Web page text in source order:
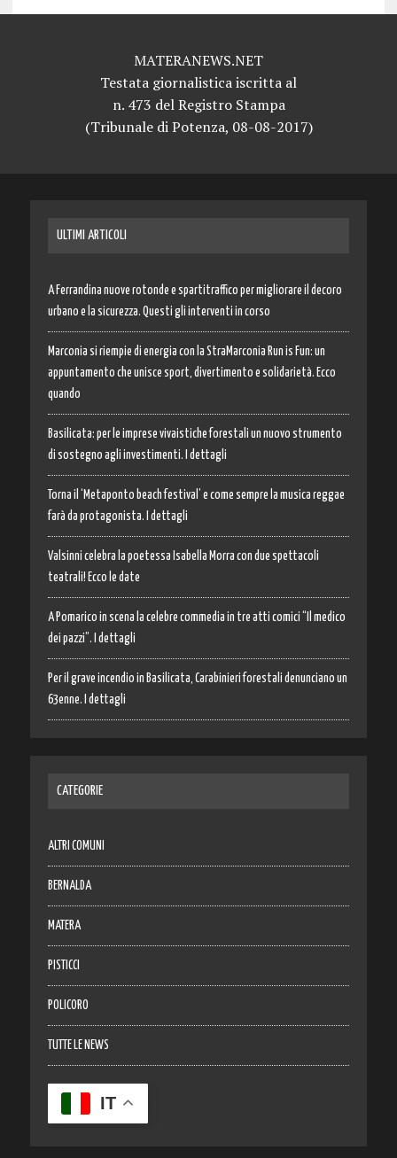
MATERANEWS.NET
Testata giornalistica iscritta al
n. 473 del Registro Stampa
(Tribunale di Potenza, 08-08-2017)
ULTIMI ARTICOLI
A Ferrandina nuove rotonde e spartitraffico per migliorare il decoro
urbano e la sicurezza. Questi gli interventi in corso
Marconia si riempie di energia con la StraMarconia Run is Fun: un
appuntamento che unisce sport, divertimento e solidarietà. Ecco
quando
Basilicata: per le imprese vivaistiche forestali un nuovo strumento
di sostegno agli investimenti. I dettagli
Torna il ‘Metaponto beach festival’ e come sempre la musica reggae
farà da protagonista. I dettagli
Valsinni celebra la poetessa Isabella Morra con due spettacoli
teatrali! Ecco le date
A Pomarico in scena la celebre commedia in tre atti comici “Il medico
dei pazzi”. I dettagli
Per il grave incendio in Basilicata, Carabinieri forestali denunciano un
63enne. I dettagli
CATEGORIE
ALTRI COMUNI
BERNALDA
MATERA
PISTICCI
POLICORO
TUTTE LE NEWS
IT